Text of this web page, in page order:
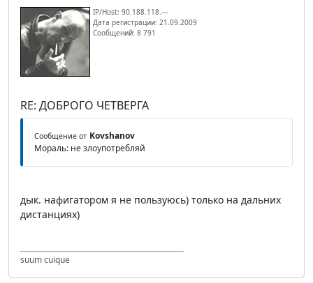
IP/Host: 90.188.118.---
Дата регистрации: 21.09.2009
Сообщений: 8 791
RE: ДОБРОГО ЧЕТВЕРГА
Сообщение от Kovshanov
Мораль: не злоупотребляй
дык. нафигатором я не пользуюсь) только на дальних
дистанциях)
suum cuique